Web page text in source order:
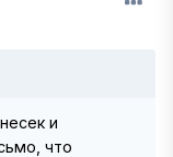
и
что